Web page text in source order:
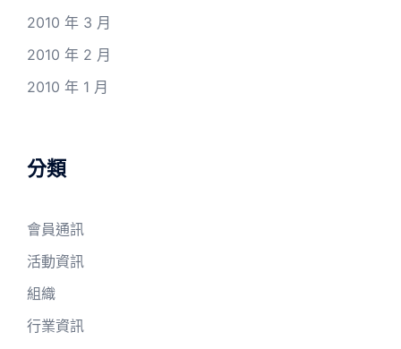
2010 年 3 月
2010 年 2 月
2010 年 1 月
分類
會員通訊
活動資訊
組織
行業資訊